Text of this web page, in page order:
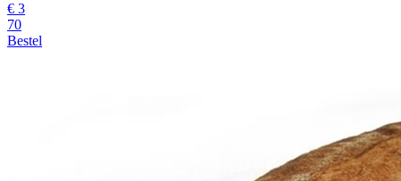
€ 3
70
Bestel